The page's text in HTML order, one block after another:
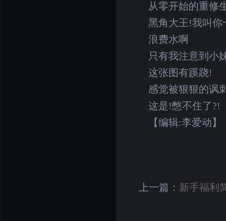
从零开始的重修
黑角大王!我叫你
浪费水啊
只有我注意到小
这张图有蹊跷!
感觉被狠狠的讽
这是!憋不住了?!
【编辑:李爱动】
上一篇： 新手福利